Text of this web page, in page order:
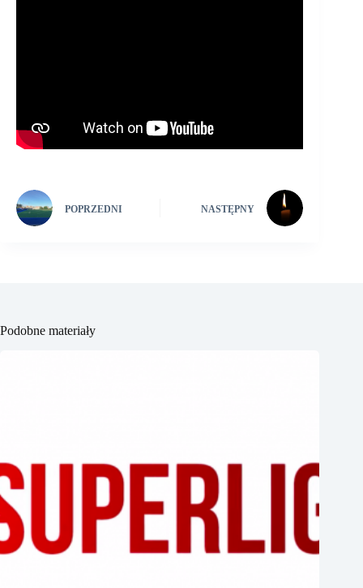
POPRZEDNI NASTĘPNY
Podobne materiały